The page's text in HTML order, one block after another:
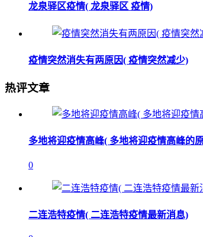
龙泉驿区疫情( 龙泉驿区 疫情)
疫情突然消失有两原因( 疫情突然减少)
热评文章
多地将迎疫情高峰( 多地将迎疫情高峰的
0
二连浩特疫情( 二连浩特疫情最新消息)